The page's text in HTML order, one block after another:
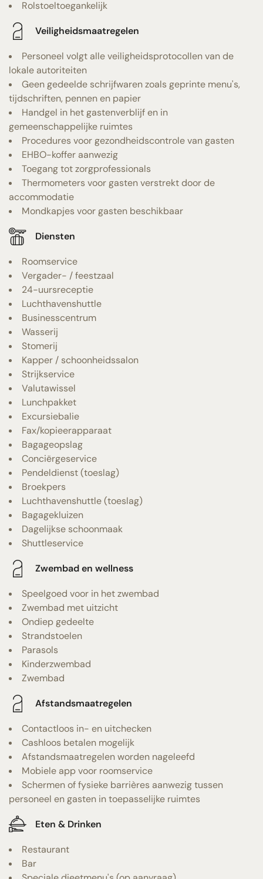
Rolstoeltoegankelijk
Veiligheidsmaatregelen
Personeel volgt alle veiligheidsprotocollen van de
lokale autoriteiten
Geen gedeelde schrijfwaren zoals geprinte menu's,
tijdschriften, pennen en papier
Handgel in het gastenverblijf en in
gemeenschappelijke ruimtes
Procedures voor gezondheidscontrole van gasten
EHBO-koffer aanwezig
Toegang tot zorgprofessionals
Thermometers voor gasten verstrekt door de
accommodatie
Mondkapjes voor gasten beschikbaar
Diensten
Roomservice
Vergader- / feestzaal
24-uursreceptie
Luchthavenshuttle
Businesscentrum
Wasserij
Stomerij
Kapper / schoonheidssalon
Strijkservice
Valutawissel
Lunchpakket
Excursiebalie
Fax/kopieerapparaat
Bagageopslag
Conciërgeservice
Pendeldienst (toeslag)
Broekpers
Luchthavenshuttle (toeslag)
Bagagekluizen
Dagelijkse schoonmaak
Shuttleservice
Zwembad en wellness
Speelgoed voor in het zwembad
Zwembad met uitzicht
Ondiep gedeelte
Strandstoelen
Parasols
Kinderzwembad
Zwembad
Afstandsmaatregelen
Contactloos in- en uitchecken
Cashloos betalen mogelijk
Afstandsmaatregelen worden nageleefd
Mobiele app voor roomservice
Schermen of fysieke barrières aanwezig tussen
personeel en gasten in toepasselijke ruimtes
Eten & Drinken
Restaurant
Bar